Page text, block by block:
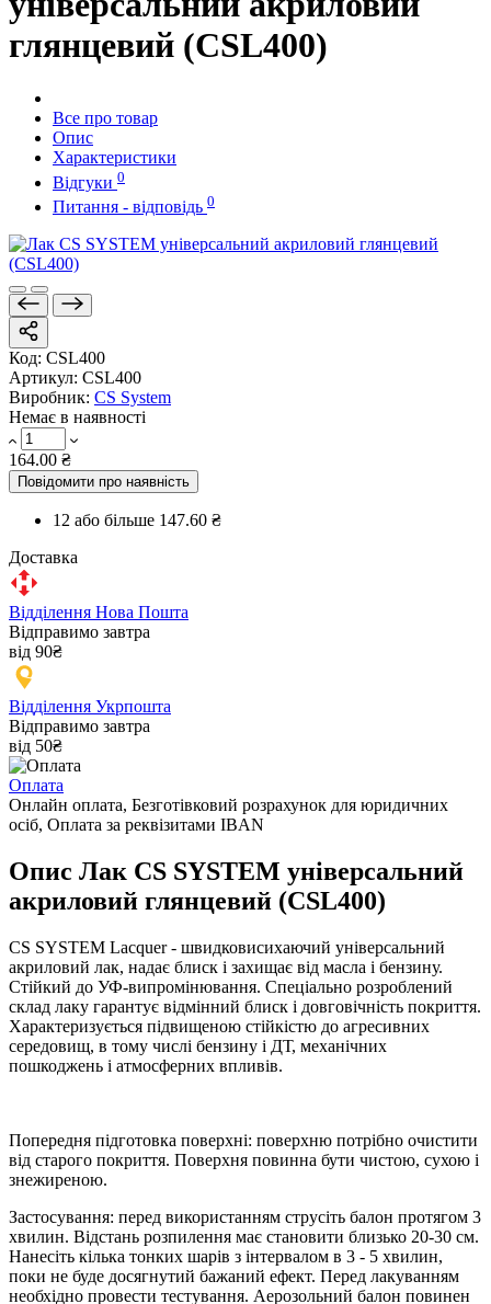
глянцевий (CSL400)
Все про товар
Опис
Характеристики
Відгуки 0
Питання - відповідь 0
Код: CSL400
Артикул: CSL400
Виробник: CS System
Немає в наявності
164.00 ₴
Повідомити про наявність
12 або більше 147.60 ₴
Доставка
Відділення Нова Пошта
Відправимо завтра
від 90₴
Відділення Укрпошта
Відправимо завтра
від 50₴
Оплата
Онлайн оплата, Безготівковий розрахунок для юридичних
осіб, Оплата за реквізитами IBAN
Опис Лак CS SYSTEM універсальний
акриловий глянцевий (CSL400)
CS SYSTEM Lacquer - швидковисихаючий універсальний
акриловий лак, надає блиск і захищає від масла і бензину.
Стійкий до УФ-випромінювання. Спеціально розроблений
склад лаку гарантує відмінний блиск і довговічність покриття.
Характеризується підвищеною стійкістю до агресивних
середовищ, в тому числі бензину і ДТ, механічних
пошкоджень і атмосферних впливів.
Попередня підготовка поверхні: поверхню потрібно очистити
від старого покриття. Поверхня повинна бути чистою, сухою і
знежиреною.
Застосування: перед використанням струсіть балон протягом 3
хвилин. Відстань розпилення має становити близько 20-30 см.
Нанесіть кілька тонких шарів з інтервалом в 3 - 5 хвилин,
поки не буде досягнутий бажаний ефект. Перед лакуванням
необхідно провести тестування. Аерозольний балон повинен